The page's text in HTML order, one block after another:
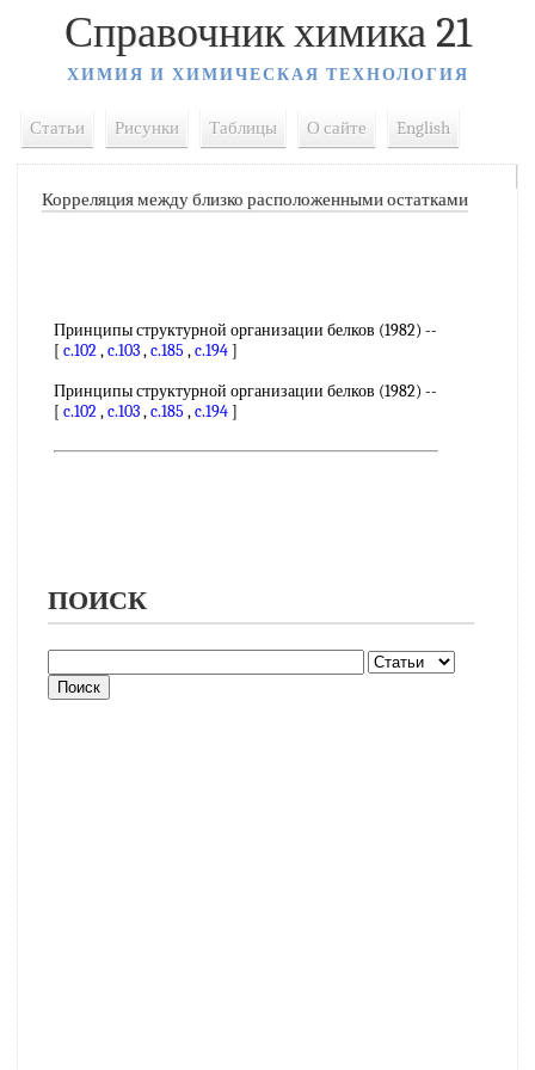
Справочник химика 21
ХИМИЯ И ХИМИЧЕСКАЯ ТЕХНОЛОГИЯ
Статьи Рисунки Таблицы О сайте English
Корреляция между близко расположенными остатками
Принципы структурной организации белков (1982) --
[ c.102,c.103,c.185 ,c.194]
Принципы структурной организации белков (1982) --
[ c.102,c.103,c.185 ,c.194]
ПОИСК